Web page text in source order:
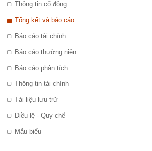
Thông tin cổ đông
Tổng kết và báo cáo
Báo cáo tài chính
Báo cáo thường niên
Báo cáo phân tích
Thông tin tài chính
Tài liệu lưu trữ
Điều lệ - Quy chế
Mẫu biểu